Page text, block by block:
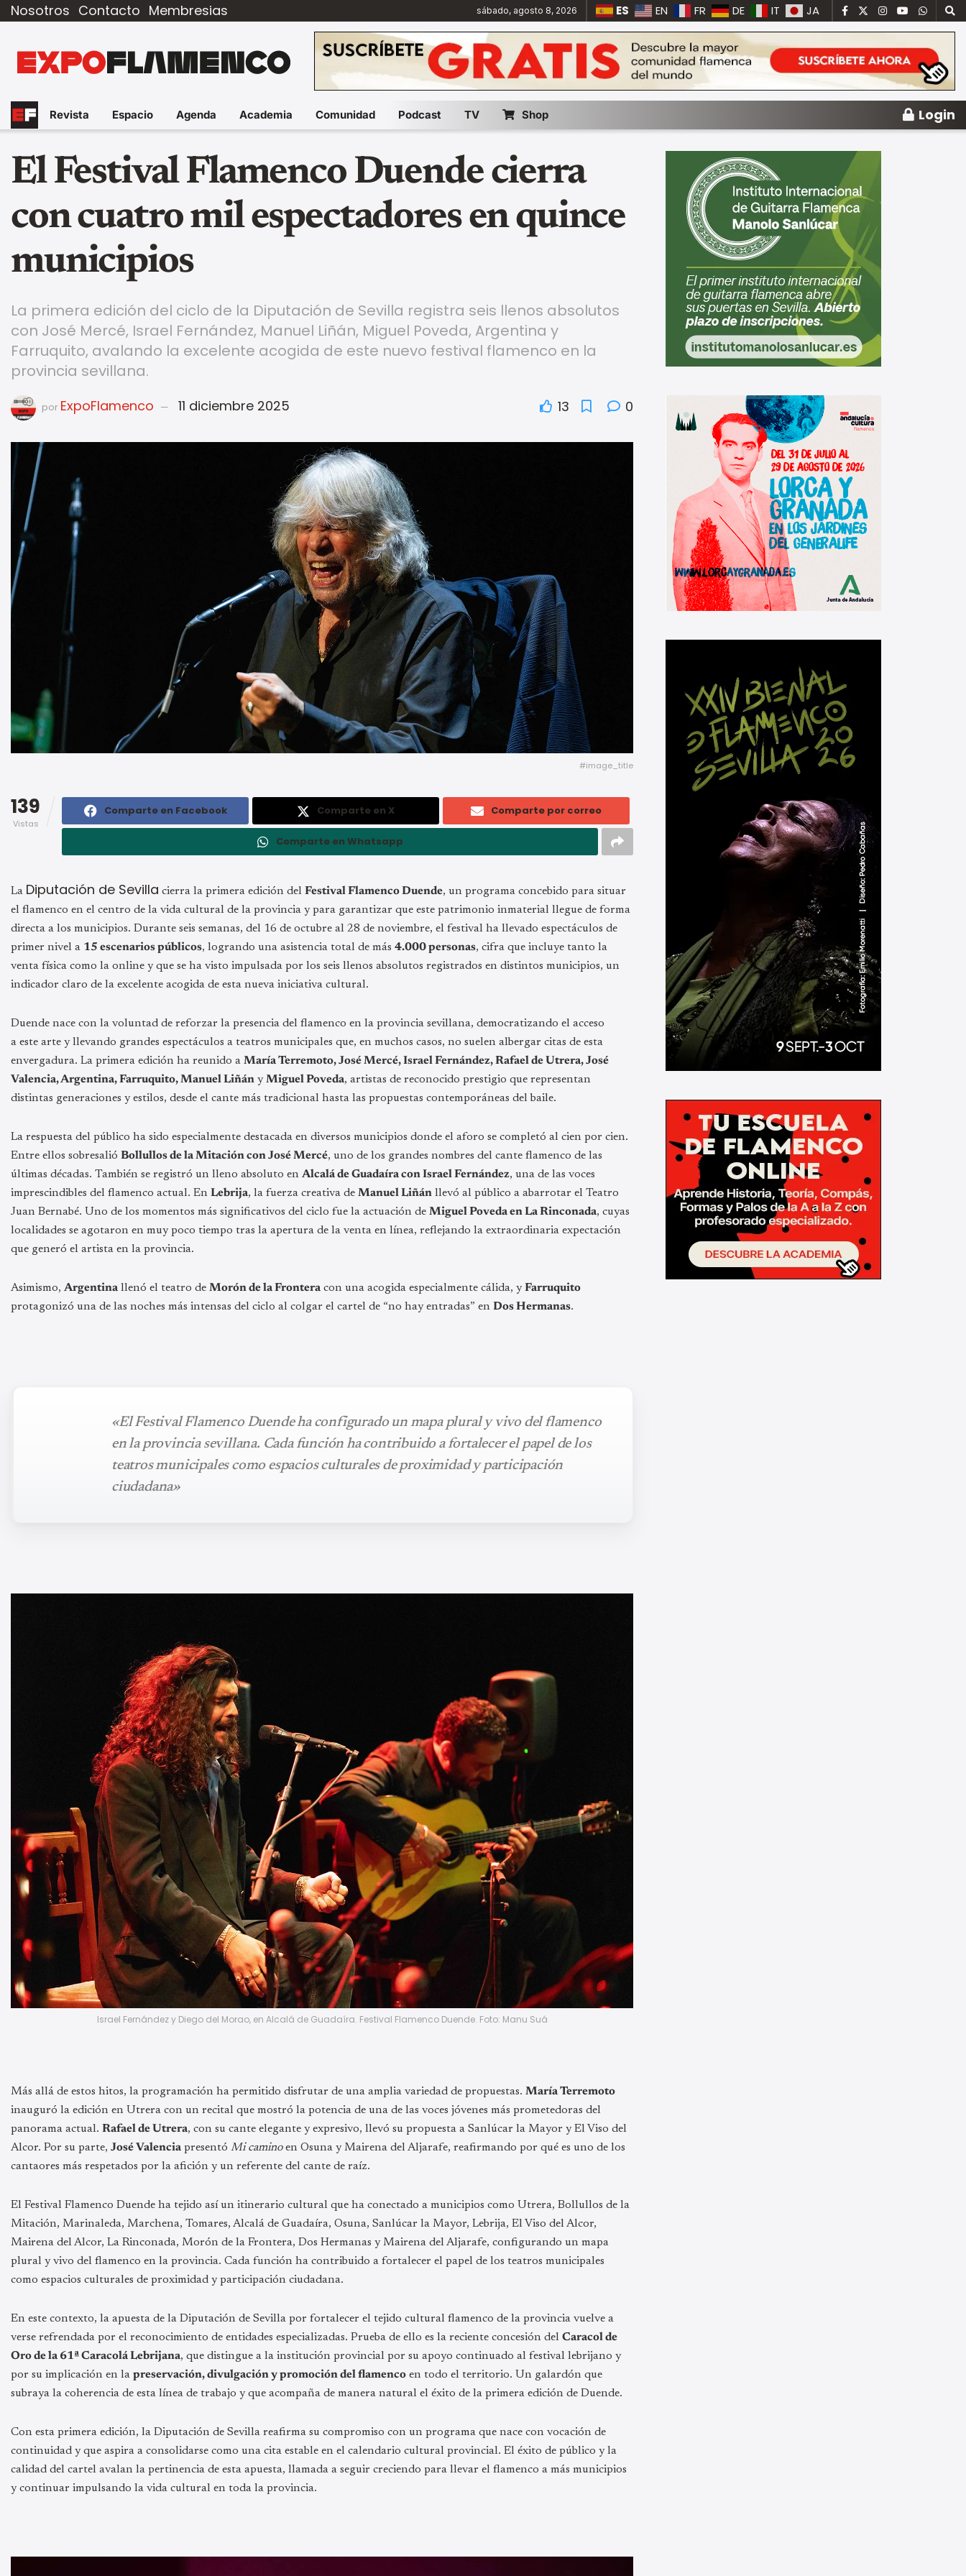
Nosotros Contacto Membresias sábado, agosto 8, 2026 ES EN FR DE IT JA
Revista Espacio Agenda Academia Comunidad Podcast TV Shop Login
El Festival Flamenco Duende cierra
con cuatro mil espectadores en quince
municipios
La primera edición del ciclo de la Diputación de Sevilla registra seis llenos absolutos
con José Mercé, Israel Fernández, Manuel Liñán, Miguel Poveda, Argentina y
Farruquito, avalando la excelente acogida de este nuevo festival flamenco en la
provincia sevillana.
por ExpoFlamenco 11 diciembre 2025 13 0
#image_title
139
Vistas
Comparte en Facebook Comparte en X Comparte por correo
Comparte en Whatsapp
La Diputación de Sevilla cierra la primera edición del Festival Flamenco Duende, un programa concebido para situar
el flamenco en el centro de la vida cultural de la provincia y para garantizar que este patrimonio inmaterial llegue de forma
directa a los municipios. Durante seis semanas, del 16 de octubre al 28 de noviembre, el festival ha llevado espectáculos de
primer nivel a 15 escenarios públicos, logrando una asistencia total de más 4.000 personas, cifra que incluye tanto la
venta física como la online y que se ha visto impulsada por los seis llenos absolutos registrados en distintos municipios, un
indicador claro de la excelente acogida de esta nueva iniciativa cultural.
Duende nace con la voluntad de reforzar la presencia del flamenco en la provincia sevillana, democratizando el acceso
a este arte y llevando grandes espectáculos a teatros municipales que, en muchos casos, no suelen albergar citas de esta
envergadura. La primera edición ha reunido a María Terremoto, José Mercé, Israel Fernández, Rafael de Utrera, José
Valencia, Argentina, Farruquito, Manuel Liñán yMiguel Poveda, artistas de reconocido prestigio que representan
distintas generaciones y estilos, desde el cante más tradicional hasta las propuestas contemporáneas del baile.
La respuesta del público ha sido especialmente destacada en diversos municipios donde el aforo se completó al cien por cien.
Entre ellos sobresalió Bollullos de la Mitación con José Mercé, uno de los grandes nombres del cante flamenco de las
últimas décadas. También se registró un lleno absoluto en Alcalá de Guadaíra con Israel Fernández, una de las voces
imprescindibles del flamenco actual. En Lebrija, la fuerza creativa de Manuel Liñán llevó al público a abarrotar el Teatro
Juan Bernabé. Uno de los momentos más significativos del ciclo fue la actuación de Miguel Poveda en La Rinconada, cuyas
localidades se agotaron en muy poco tiempo tras la apertura de la venta en línea, reflejando la extraordinaria expectación
que generó el artista en la provincia.
Asimismo, Argentina llenó el teatro de Morón de la Frontera con una acogida especialmente cálida, yFarruquito
protagonizó una de las noches más intensas del ciclo al colgar el cartel de “no hay entradas” en Dos Hermanas.
«El Festival Flamenco Duende ha configurado un mapa plural y vivo del flamenco
en la provincia sevillana. Cada función ha contribuido a fortalecer el papel de los
teatros municipales como espacios culturales de proximidad y participación
ciudadana»
Israel Fernández y Diego del Morao, en Alcalá de Guadaíra. Festival Flamenco Duende. Foto: Manu Suá
Más allá de estos hitos, la programación ha permitido disfrutar de una amplia variedad de propuestas. María Terremoto
inauguró la edición en Utrera con un recital que mostró la potencia de una de las voces jóvenes más prometedoras del
panorama actual. Rafael de Utrera, con su cante elegante y expresivo, llevó su propuesta a Sanlúcar la Mayor y El Viso del
Alcor. Por su parte, José Valencia presentó Mi caminoen Osuna y Mairena del Aljarafe, reafirmando por qué es uno de los
cantaores más respetados por la afición y un referente del cante de raíz.
El Festival Flamenco Duende ha tejido así un itinerario cultural que ha conectado a municipios como Utrera, Bollullos de la
Mitación, Marinaleda, Marchena, Tomares, Alcalá de Guadaíra, Osuna, Sanlúcar la Mayor, Lebrija, El Viso del Alcor,
Mairena del Alcor, La Rinconada, Morón de la Frontera, Dos Hermanas y Mairena del Aljarafe, configurando un mapa
plural y vivo del flamenco en la provincia. Cada función ha contribuido a fortalecer el papel de los teatros municipales
como espacios culturales de proximidad y participación ciudadana.
En este contexto, la apuesta de la Diputación de Sevilla por fortalecer el tejido cultural flamenco de la provincia vuelve a
verse refrendada por el reconocimiento de entidades especializadas. Prueba de ello es la reciente concesión del Caracol de
Oro de la 61ª Caracolá Lebrijana, que distingue a la institución provincial por su apoyo continuado al festival lebrijano y
por su implicación en la preservación, divulgación y promoción del flamenco en todo el territorio. Un galardón que
subraya la coherencia de esta línea de trabajo y que acompaña de manera natural el éxito de la primera edición de Duende.
Con esta primera edición, la Diputación de Sevilla reafirma su compromiso con un programa que nace con vocación de
continuidad y que aspira a consolidarse como una cita estable en el calendario cultural provincial. El éxito de público y la
calidad del cartel avalan la pertinencia de esta apuesta, llamada a seguir creciendo para llevar el flamenco a más municipios
y continuar impulsando la vida cultural en toda la provincia.